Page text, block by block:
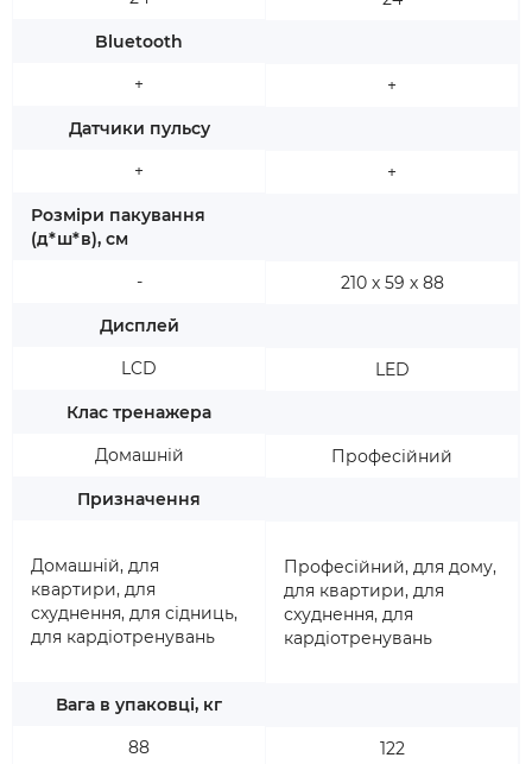
Bluetooth
+
Датчики пульсу
+
Розміри пакування
(д*ш*в), см
-
Дисплей
LCD
Клас тренажера
Домашній
Призначення
Домашній, для
квартири, для
схуднення, для сідниць,
для кардіотренувань
Вага в упаковці, кг
88
+
+
210 х 59 х 88
LED
Професійний
Професійний, для дому,
для квартири, для
схуднення, для
кардіотренувань
122